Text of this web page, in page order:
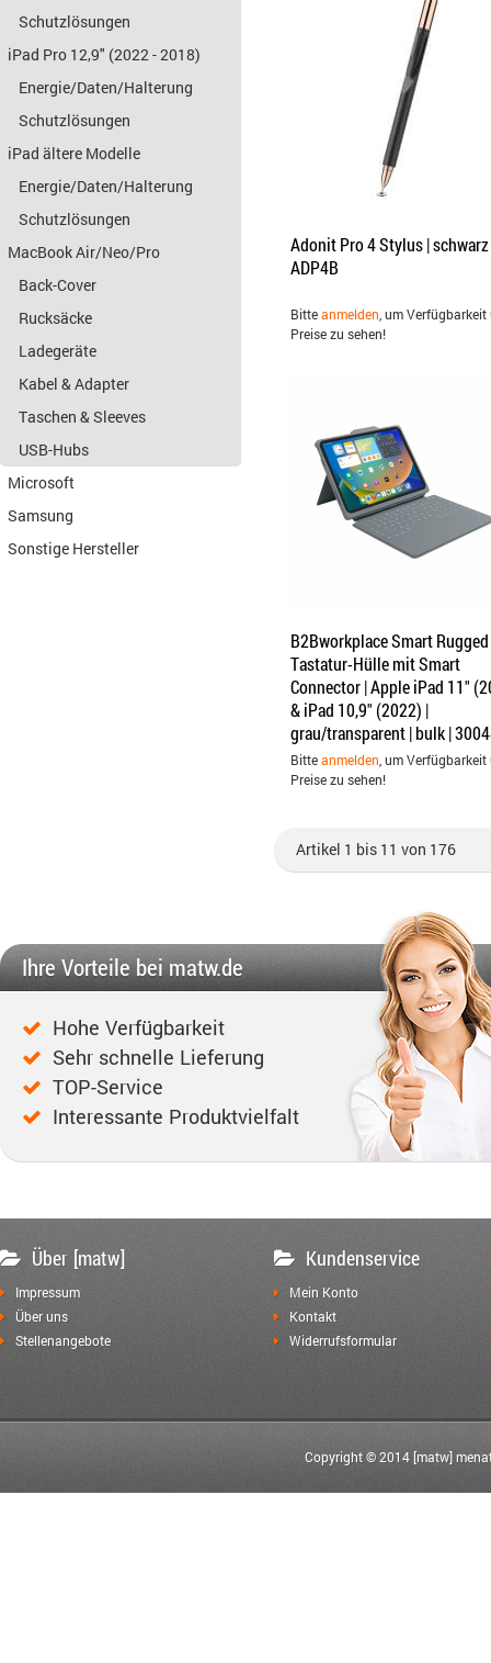
Adonit Pro 4 Stylus | schwarz
ADP4B
Bitteanmelden , um
Preise zu sehen!
B2Bworkplace Smart Rugged
Tastatur-Hülle mit Smart
Connector | Apple iPad 11"
& iPad 10,9" (2022) |
grau/transparent | bulk |
Bitteanmelden , um
Preise zu sehen!
Artikel 1 bis 11 von 176
Schutzlösungen
iPad Pro 12,9" (2022 - 2018)
Energie/Daten/Halterung
Schutzlösungen
iPad ältere Modelle
Energie/Daten/Halterung
Schutzlösungen
MacBook Air/Neo/Pro
Back-Cover
Rucksäcke
Ladegeräte
Kabel & Adapter
Taschen & Sleeves
USB-Hubs
Microsoft
Samsung
Sonstige Hersteller
Ihre Vorteile bei matw.de
Hohe Verfügbarkeit
Sehr schnelle Lieferung
TOP-Service
Interessante Produktvielfalt
Über [matw]
Impressum
Über uns
Stellenangebote
Kundenservice
Mein Konto
Kontakt
Widerrufsformular
Copyright © 2014 [matw]